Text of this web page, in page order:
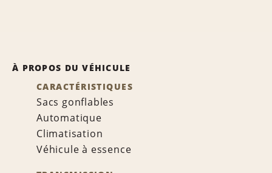
À PROPOS DU VÉHICULE
CARACTÉRISTIQUES
Sacs gonflables
Automatique
Climatisation
Véhicule à essence